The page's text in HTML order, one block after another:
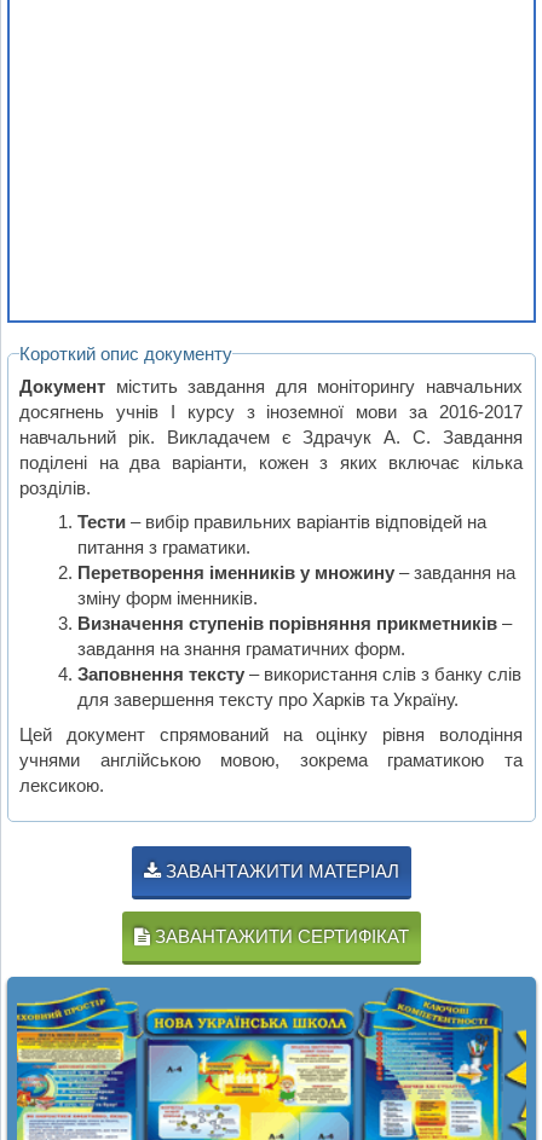
Короткий опис документу
Документ містить завдання для моніторингу навчальних
досягнень учнів I курсу з іноземної мови за 2016-2017
навчальний рік. Викладачем є Здрачук А. С. Завдання
поділені на два варіанти, кожен з яких включає кілька
розділів.
Тести– вибір правильних варіантів відповідей на
питання з граматики.
Перетворення іменників у множину– завдання на
зміну форм іменників.
Визначення ступенів порівняння прикметників–
завдання на знання граматичних форм.
Заповнення тексту– використання слів з банку слів
для завершення тексту про Харків та Україну.
Цей документ спрямований на оцінку рівня володіння
учнями англійською мовою, зокрема граматикою та
лексикою.
ЗАВАНТАЖИТИ МАТЕРІАЛ
ЗАВАНТАЖИТИ СЕРТИФІКАТ